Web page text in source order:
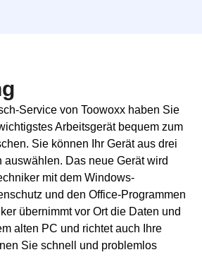
Service von Toowoxx haben Sie
Arbeitsgerät bequem zum
Sie können Ihr Gerät aus drei
auswählen. Das neue Gerät wird
mit dem Windows-
und den Office-Programmen
übernimmt vor Ort die Daten und
alten PC und richtet auch Ihre
Sie schnell und problemlos